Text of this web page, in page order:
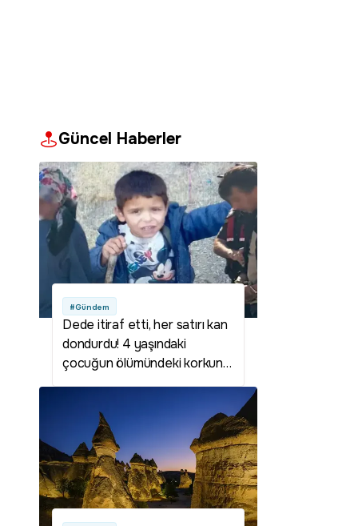
Güncel Haberler
#Gündem
Dede itiraf etti, her satırı kan
dondurdu! 4 yaşındaki
çocuğun ölümündeki korkunç